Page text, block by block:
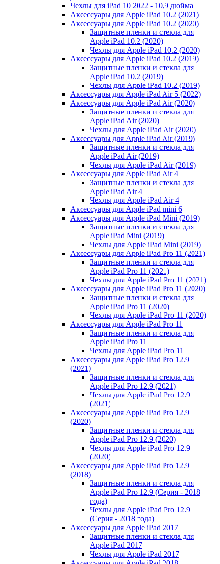
Чехлы для iPad 10 2022 - 10,9 дюйма
Аксессуары для Apple iPad 10.2 (2021)
Аксессуары для Apple iPad 10.2 (2020)
Защитные пленки и стекла для
Apple iPad 10.2 (2020)
Чехлы для Apple iPad 10.2 (2020)
Аксессуары для Apple iPad 10.2 (2019)
Защитные пленки и стекла для
Apple iPad 10.2 (2019)
Чехлы для Apple iPad 10.2 (2019)
Аксессуары для Apple iPad Air 5 (2022)
Аксессуары для Apple iPad Air (2020)
Защитные пленки и стекла для
Apple iPad Air (2020)
Чехлы для Apple iPad Air (2020)
Аксессуары для Apple iPad Air (2019)
Защитные пленки и стекла для
Apple iPad Air (2019)
Чехлы для Apple iPad Air (2019)
Аксессуары для Apple iPad Air 4
Защитные пленки и стекла для
Apple iPad Air 4
Чехлы для Apple iPad Air 4
Аксессуары для Apple iPad mini 6
Аксессуары для Apple iPad Mini (2019)
Защитные пленки и стекла для
Apple iPad Mini (2019)
Чехлы для Apple iPad Mini (2019)
Аксессуары для Apple iPad Pro 11 (2021)
Защитные пленки и стекла для
Apple iPad Pro 11 (2021)
Чехлы для Apple iPad Pro 11 (2021)
Аксессуары для Apple iPad Pro 11 (2020)
Защитные пленки и стекла для
Apple iPad Pro 11 (2020)
Чехлы для Apple iPad Pro 11 (2020)
Аксессуары для Apple iPad Pro 11
Защитные пленки и стекла для
Apple iPad Pro 11
Чехлы для Apple iPad Pro 11
Аксессуары для Apple iPad Pro 12.9
(2021)
Защитные пленки и стекла для
Apple iPad Pro 12.9 (2021)
Чехлы для Apple iPad Pro 12.9
(2021)
Аксессуары для Apple iPad Pro 12.9
(2020)
Защитные пленки и стекла для
Apple iPad Pro 12.9 (2020)
Чехлы для Apple iPad Pro 12.9
(2020)
Аксессуары для Apple iPad Pro 12.9
(2018)
Защитные пленки и стекла для
Apple iPad Pro 12.9 (Серия - 2018
года)
Чехлы для Apple iPad Pro 12.9
(Серия - 2018 года)
Аксессуары для Apple iPad 2017
Защитные пленки и стекла для
Apple iPad 2017
Чехлы для Apple iPad 2017